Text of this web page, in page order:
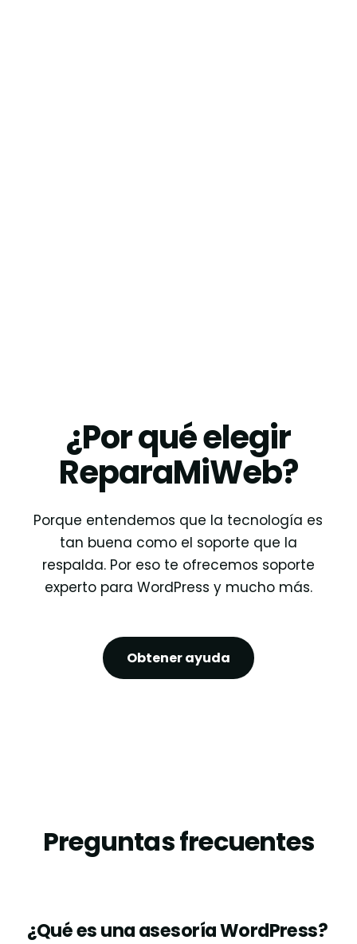
¿Por qué elegir
ReparaMiWeb?
Porque entendemos que la tecnología es
tan buena como el soporte que la
respalda. Por eso te ofrecemos soporte
experto para WordPress y mucho más.
Obtener ayuda
Preguntas frecuentes
¿Qué es una asesoría WordPress?